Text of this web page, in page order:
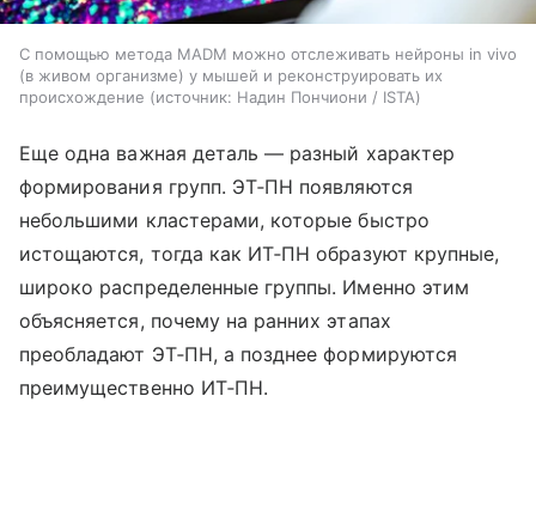
С помощью метода MADM можно отслеживать нейроны in vivo
(в живом организме) у мышей и реконструировать их
происхождение
источник: Надин Пончиони / ISTA
Еще одна важная деталь — разный характер
формирования групп. ЭТ‑ПН появляются
небольшими кластерами, которые быстро
истощаются, тогда как ИТ‑ПН образуют крупные,
широко распределенные группы. Именно этим
объясняется, почему на ранних этапах
преобладают ЭТ‑ПН, а позднее формируются
преимущественно ИТ‑ПН.